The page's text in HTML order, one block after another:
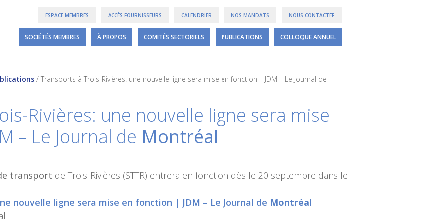
ESPACE MEMBRES ACCÈS FOURNISSEURS CALENDRIER NOS MANDATS NOUS CONTACTER
SOCIÉTÉS MEMBRES À PROPOS COMITÉS SECTORIELS PUBLICATIONS COLLOQUE ANNUEL
/ Transports à Trois-Rivières: une nouvelle ligne sera mise en fonction | JDM – Le Journal de
Rivières: une nouvelle ligne sera mise
– Le Journal de Montréal
transport de Trois-Rivières (STTR) entrera en fonction dès le 20 septembre dans le
nouvelle ligne sera mise en fonction | JDM – Le Journal de Montréal